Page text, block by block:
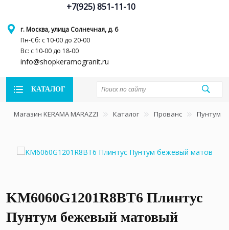
г. Москва, улица Солнечная, д. 6
Пн-Сб: с 10-00 до 20-00
Вс: с 10-00 до 18-00
info@shopkeramogranit.ru
+7(925) 851-11-10
КАТАЛОГ
Магазин KERAMA MARAZZI Каталог Прованс Пунтум
KM6060G1201R8BT6 Плинтус
Пунтум бежевый матовый